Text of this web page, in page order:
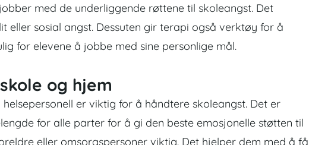
med de underliggende røttene til skoleangst. Det
eller sosial angst. Dessuten gir terapi også verktøy for å
for elevene å jobbe med sine personlige mål.
og hjem
er viktig for å håndtere skoleangst. Det er
for alle parter for å gi den beste emosjonelle støtten til
eller omsorgspersoner viktig. Det hjelper dem med å få